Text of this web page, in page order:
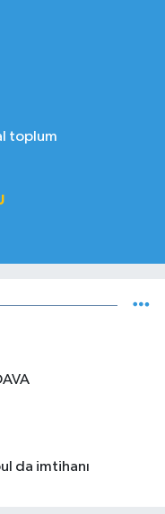
toplum
da imtihanı